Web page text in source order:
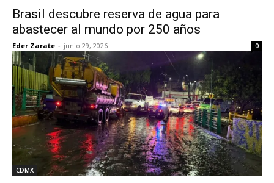
Brasil descubre reserva de agua para
abastecer al mundo por 250 años
Eder Zarate - junio 29, 2026 0
CDMX